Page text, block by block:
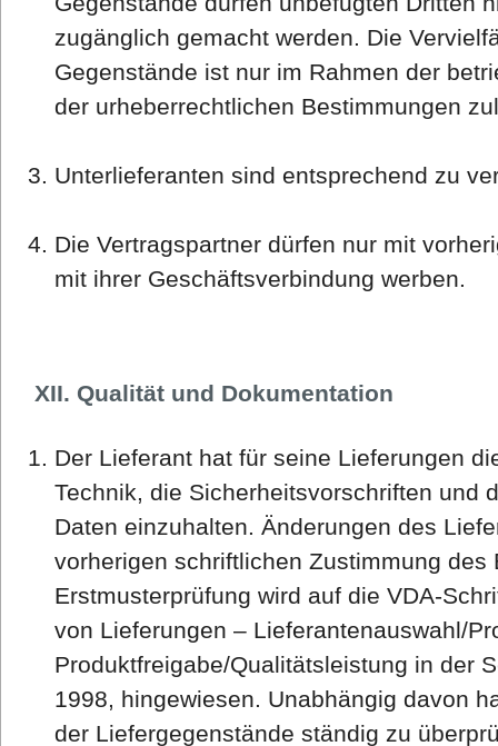
zugänglich gemacht werden. Die
Gegenstände ist nur im Rahmen der
der urheberrechtlichen Bestimmungen
Unterlieferanten sind entsprechend zu
Die Vertragspartner dürfen nur mit
mit ihrer Geschäftsverbindung werben.
XII. Qualität und Dokumentation
Der Lieferant hat für seine Lieferungen
Technik, die Sicherheitsvorschriften und
Daten einzuhalten. Änderungen des
vorherigen schriftlichen Zustimmung des
Erstmusterprüfung wird auf die VDA-
von Lieferungen – Lieferantenauswahl/
Produktfreigabe/Qualitätsleistung in der
1998, hingewiesen. Unabhängig davon
der Liefergegenstände ständig zu